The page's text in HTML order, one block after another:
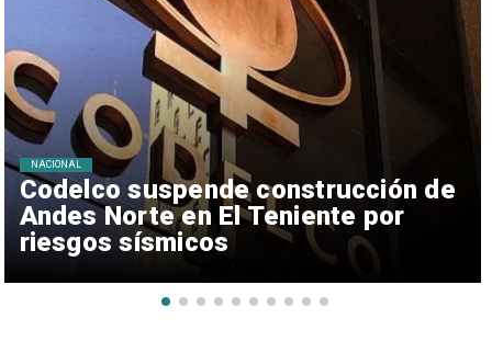
Codelco suspende construcción de
Andes Norte en El Teniente por
riesgos sísmicos
NACIONAL